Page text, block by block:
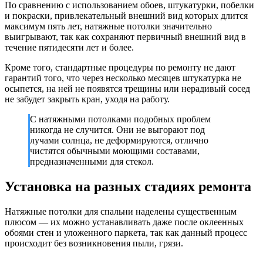
По сравнению с использованием обоев, штукатурки, побелки
и покраски, привлекательный внешний вид которых длится
максимум пять лет, натяжные потолки значительно
выигрывают, так как сохраняют первичный внешний вид в
течение пятидесяти лет и более.
Кроме того, стандартные процедуры по ремонту не дают
гарантий того, что через несколько месяцев штукатурка не
осыпется, на ней не появятся трещины или нерадивый сосед
не забудет закрыть кран, уходя на работу.
С натяжными потолками подобных проблем
никогда не случится. Они не выгорают под
лучами солнца, не деформируются, отлично
чистятся обычными моющими составами,
предназначенными для стекол.
Установка на разных стадиях ремонта
Натяжные потолки для спальни наделены существенным
плюсом — их можно устанавливать даже после оклеенных
обоями стен и уложенного паркета, так как данный процесс
происходит без возникновения пыли, грязи.